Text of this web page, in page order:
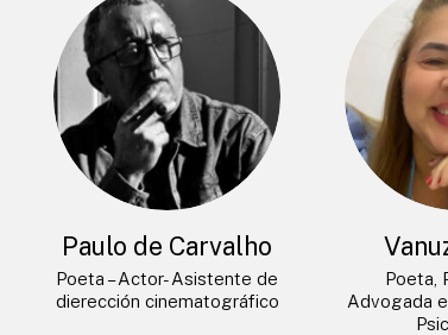
Paulo de Carvalho
Poeta – Actor- Asistente de
dierección cinematográfico
Poeta,
Advogada